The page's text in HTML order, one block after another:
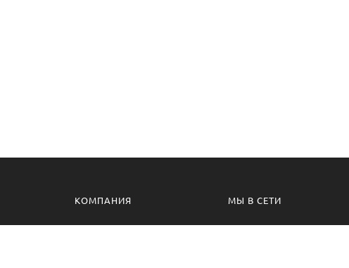
КОМПАНИЯ МЫ В СЕТИ